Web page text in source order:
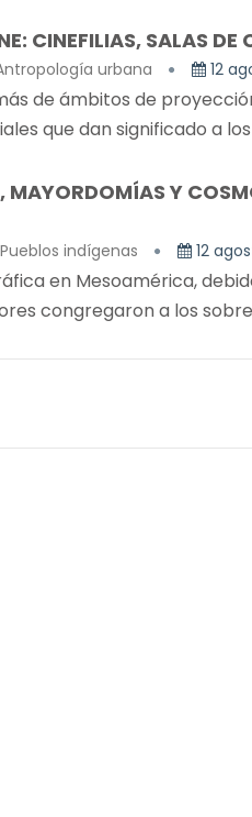
CINEFILIAS, SALAS DE
urbana 12
de ámbitos de
que dan significado a los
MAYORDOMÍAS Y
Pueblos indígenas 12
en Mesoamérica,
congregaron a los